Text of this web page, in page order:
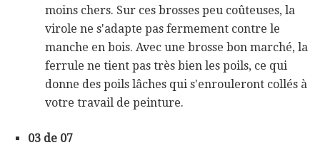
moins chers. Sur ces brosses peu coûteuses, la
virole ne s'adapte pas fermement contre le
manche en bois. Avec une brosse bon marché, la
ferrule ne tient pas très bien les poils, ce qui
donne des poils lâches qui s'enrouleront collés à
votre travail de peinture.
03 de 07